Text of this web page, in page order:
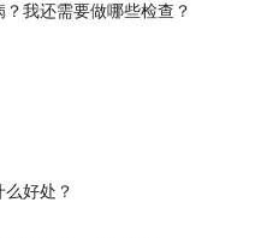
我还需要做哪些检查？
好处？